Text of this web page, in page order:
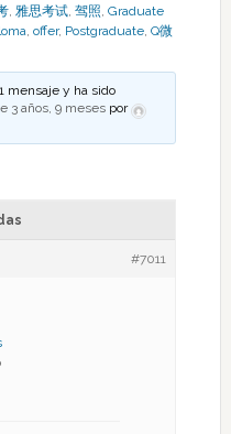
, 雅思考试, 驾照, Graduate
, offer, Postgraduate, Q微
mensaje y ha sido
3 años, 9 meses por
#7011